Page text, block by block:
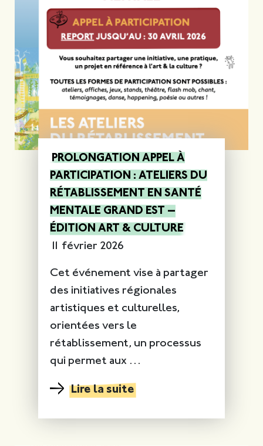
PROLONGATION APPEL À
PARTICIPATION : ATELIERS DU
RÉTABLISSEMENT EN SANTÉ
MENTALE GRAND EST —
ÉDITION ART & CULTURE
11 février 2026
Cet événement vise à partager
des initiatives régionales
artistiques et culturelles,
orientées vers le
rétablissement, un processus
qui permet aux …
Lire la suite